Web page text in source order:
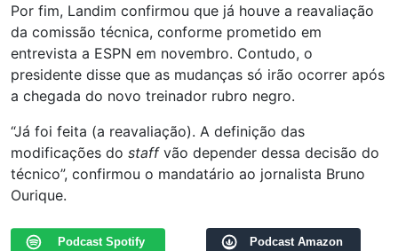
Por fim, Landim confirmou que já houve a reavaliação
da comissão técnica, conforme prometido em
entrevista a ESPN em novembro. Contudo, o
presidente disse que as mudanças só irão ocorrer após
a chegada do novo treinador rubro negro.
“Já foi feita (a reavaliação). A definição das
modificações do staffvão depender dessa decisão do
técnico”, confirmou o mandatário ao jornalista Bruno
Ourique.
Podcast Spotify Podcast Amazon